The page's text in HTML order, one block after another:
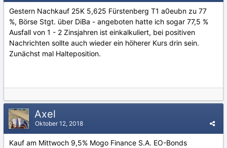
Gestern Nachkauf 25K 5,625 Fürstenberg T1 a0eubn zu 77
%, Börse Stgt. über DiBa - angeboten hatte ich sogar 77,5 %
Ausfall von 1 - 2 Zinsjahren ist einkalkuliert, bei positiven
Nachrichten sollte auch wieder ein höherer Kurs drin sein.
Zunächst mal Halteposition.
Axel
Oktober 12, 2018
Kauf am Mittwoch 9,5% Mogo Finance S.A. EO-Bonds